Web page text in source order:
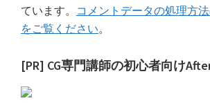
ています。 コメントデータの処理方
をご覧ください。
最
初
[PR] CG専門講師の初心者向け